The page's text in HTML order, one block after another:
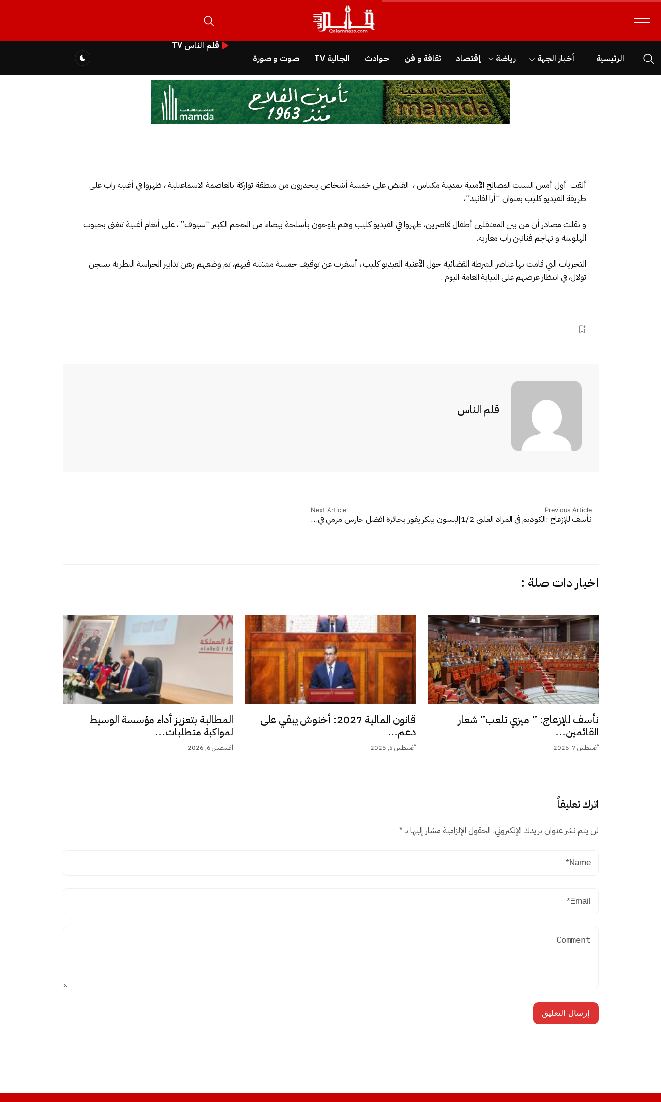
الرئيسية أخبار الجهة رياضة إقتصاد ثقافة و فن حوادث الجالية TV صوت و صورة
قلم الناس TV
ألقت أول أمس السبت المصالح الأمنية بمدينة مكناس ، القبض على خمسة أشخاص ينحدرون من منطقة تواركة بالعاصمة الاسماعيلية ، ظهروا في أغنية راب على
طريقة الفيديو كليب بعنوان “أرا لفانيد”،
و نقلت مصادر أن من بين المعتقلين أطفال قاصرين، ظهروا في الفيديو كليب وهم يلوحون بأسلحة بيضاء من الحجم الكبير “سيوف” ، على أنغام أغنية تتغنى بحبوب
الهلوسة و تهاجم فنانين راب مغاربة.
التحريات التي قامت بها عناصر الشرطة القضائية حول الأغنية الفيديو كليب ، أسفرت عن توقيف خمسة مشتبه فيهم، تم وضعهم رهن تدابير الحراسة النظرية بسجن
تولال، في انتظار عرضهم على النيابة العامة اليوم .
قلم الناس
Previous Article
نأسف للإزعاج :الكوديم في المزاد العلني 1/2
Next Article
إليسون بيكر يفوز بجائزة افضل حارس مرمي في…
اخبار دات صلة :
نأسف للإزعاج: ” ميزي تلعب” شعار
القائمين...
أغسطس 7, 2026
قانون المالية 2027: أخنوش يبقي على
دعم...
أغسطس 6, 2026
المطالبة بتعزيز أداء مؤسسة الوسيط
لمواكبة متطلبات...
أغسطس 6, 2026
اترك تعليقاً
لن يتم نشر عنوان بريدك الإلكتروني. الحقول الإلزامية مشار إليها بـ*